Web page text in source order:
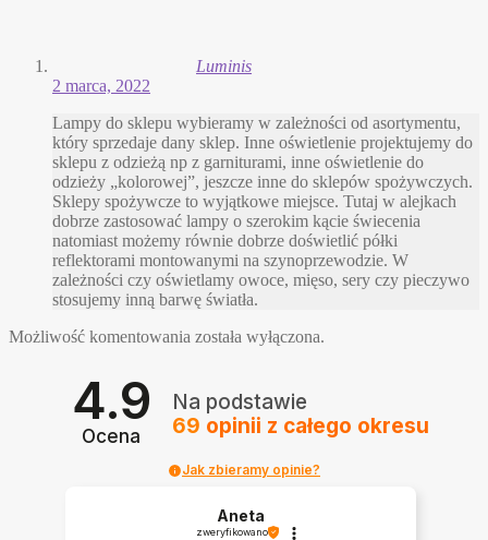
Luminis
2 marca, 2022
Lampy do sklepu wybieramy w zależności od asortymentu,
który sprzedaje dany sklep. Inne oświetlenie projektujemy do
sklepu z odzieżą np z garniturami, inne oświetlenie do
odzieży „kolorowej”, jeszcze inne do sklepów spożywczych.
Sklepy spożywcze to wyjątkowe miejsce. Tutaj w alejkach
dobrze zastosować lampy o szerokim kącie świecenia
natomiast możemy równie dobrze doświetlić półki
reflektorami montowanymi na szynoprzewodzie. W
zależności czy oświetlamy owoce, mięso, sery czy pieczywo
stosujemy inną barwę światła.
Możliwość komentowania została wyłączona.
4.9
Ocena
Na podstawie
69 opinii z całego okresu
Jak zbieramy opinie?
Aneta
zweryfikowano